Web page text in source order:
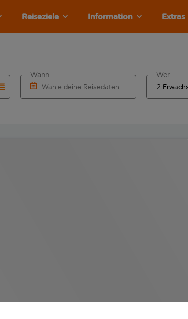
Reiseziele Information Extras
Wähle deine Reisedaten
Wann Wer